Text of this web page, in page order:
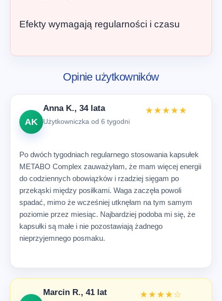
Efekty wymagają regularności i czasu
Opinie użytkowników
AK
Anna K., 34 lata
Użytkowniczka od 6 tygodni
★★★★★
Po dwóch tygodniach regularnego stosowania kapsułek
METABO Complex zauważyłam, że mam więcej energii
do codziennych obowiązków i rzadziej sięgam po
przekąski między posiłkami. Waga zaczęła powoli
spadać, mimo że wcześniej utknęłam na tym samym
poziomie przez miesiąc. Najbardziej podoba mi się, że
kapsułki są małe i nie pozostawiają żadnego
nieprzyjemnego posmaku.
Marcin R., 41 lat ★★★★☆